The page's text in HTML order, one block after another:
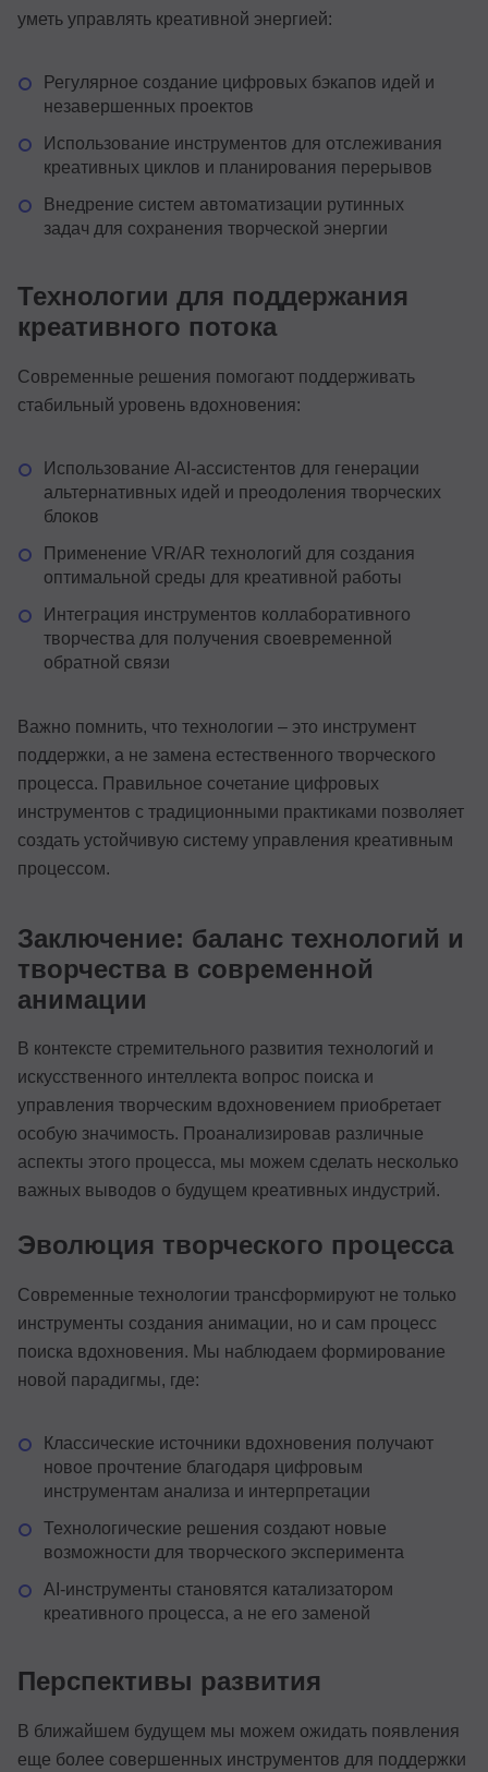
уметь управлять креативной энергией:
Регулярное создание цифровых бэкапов идей и
незавершенных проектов
Использование инструментов для отслеживания
креативных циклов и планирования перерывов
Внедрение систем автоматизации рутинных
задач для сохранения творческой энергии
Технологии для поддержания
креативного потока
Современные решения помогают поддерживать
стабильный уровень вдохновения:
Использование AI-ассистентов для генерации
альтернативных идей и преодоления творческих
блоков
Применение VR/AR технологий для создания
оптимальной среды для креативной работы
Интеграция инструментов коллаборативного
творчества для получения своевременной
обратной связи
Важно помнить, что технологии – это инструмент
поддержки, а не замена естественного творческого
процесса. Правильное сочетание цифровых
инструментов с традиционными практиками позволяет
создать устойчивую систему управления креативным
процессом.
Заключение: баланс технологий и
творчества в современной
анимации
В контексте стремительного развития технологий и
искусственного интеллекта вопрос поиска и
управления творческим вдохновением приобретает
особую значимость. Проанализировав различные
аспекты этого процесса, мы можем сделать несколько
важных выводов о будущем креативных индустрий.
Эволюция творческого процесса
Современные технологии трансформируют не только
инструменты создания анимации, но и сам процесс
поиска вдохновения. Мы наблюдаем формирование
новой парадигмы, где:
Классические источники вдохновения получают
новое прочтение благодаря цифровым
инструментам анализа и интерпретации
Технологические решения создают новые
возможности для творческого эксперимента
AI-инструменты становятся катализатором
креативного процесса, а не его заменой
Перспективы развития
В ближайшем будущем мы можем ожидать появления
еще более совершенных инструментов для поддержки